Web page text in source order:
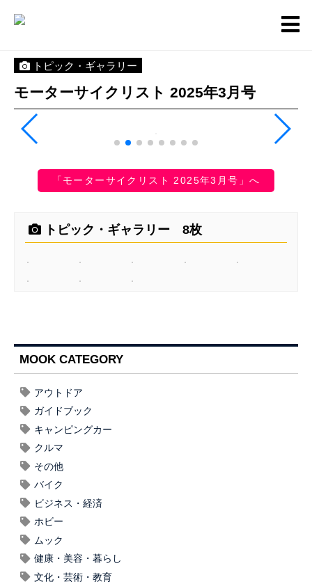
トピック・ギャラリー
モーターサイクリスト 2025年3月号
「モーターサイクリスト 2025年3月号」へ
トピック・ギャラリー 8枚
MOOK CATEGORY
アウトドア
ガイドブック
キャンピングカー
クルマ
その他
バイク
ビジネス・経済
ホビー
ムック
健康・美容・暮らし
文化・芸術・教育